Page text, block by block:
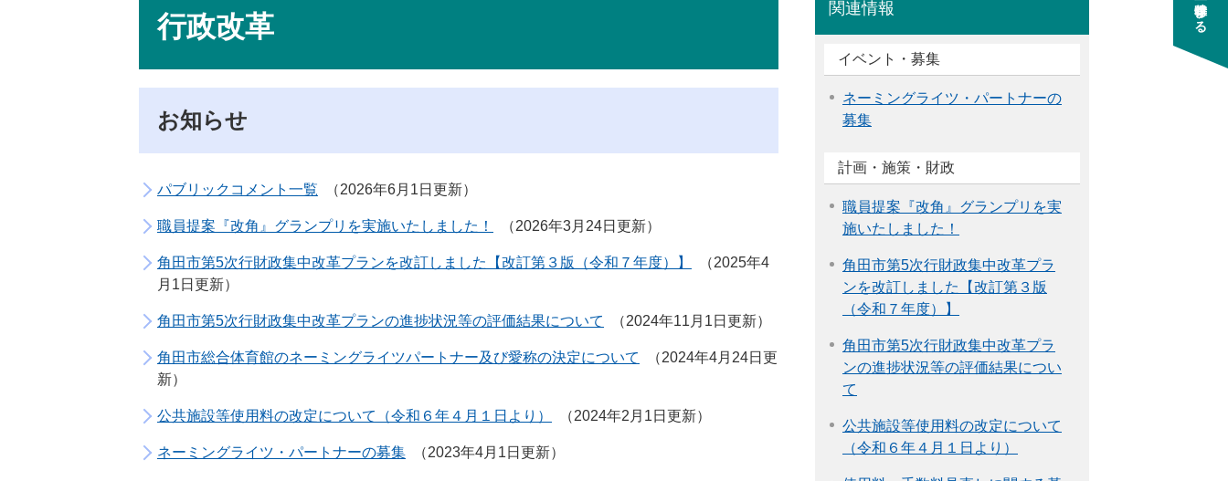
行政改革
お知らせ
パブリックコメント一覧 2026年6月1日更新
職員提案『改角』グランプリを実施いたしました！ 2026年3月24日更新
角田市第5次行財政集中改革プランを改訂しました【改訂第３版（令和７年度）】
2025年4
月1日更新
角田市第5次行財政集中改革プランの進捗状況等の評価結果について 2024年11月1日更新
角田市総合体育館のネーミングライツパートナー及び愛称の決定について
2024年4月24日更
新
公共施設等使用料の改定について（令和６年４月１日より） 2024年2月1日更新
ネーミングライツ・パートナーの募集 2023年4月1日更新
関連情報
イベント・募集
ネーミングライツ・パートナーの
募集
計画・施策・財政
職員提案『改角』グランプリを実
施いたしました！
角田市第5次行財政集中改革プラ
ンを改訂しました【改訂第３版
（令和７年度）】
角田市第5次行財政集中改革プラ
ンの進捗状況等の評価結果につい
て
公共施設等使用料の改定について
（令和６年４月１日より）